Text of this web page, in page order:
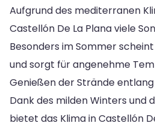
Aufgrund des mediterranen
Castellón De La Plana viele
Besonders im Sommer
und sorgt für angenehme
Genießen der Strände entlang
Dank des milden Winters und
bietet das Klima in Castellón